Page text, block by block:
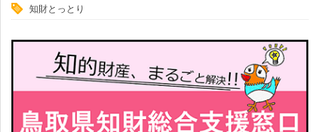
知財とっとり